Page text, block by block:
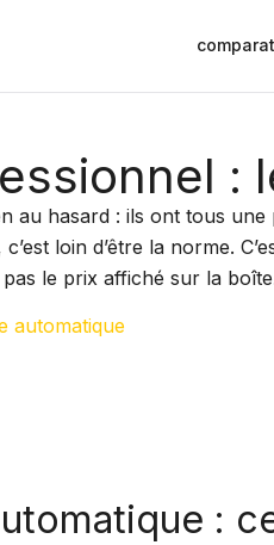
:
au hasard : ils ont tous
loin d’être la norme.
le prix affiché sur la
automatique
: